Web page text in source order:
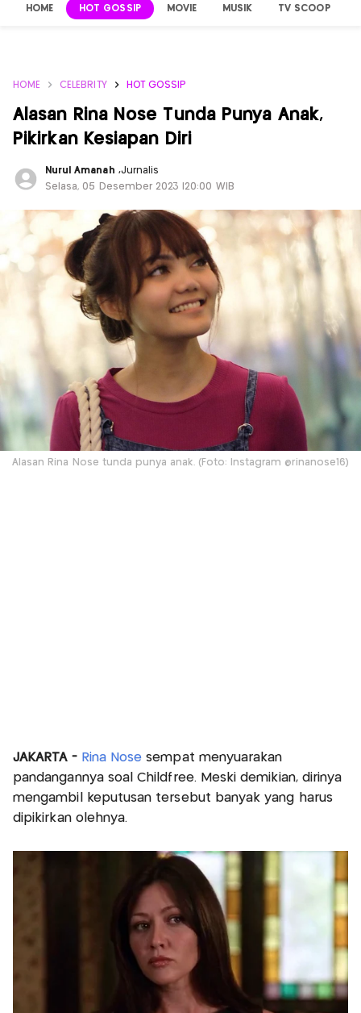
HOME HOT GOSSIP MOVIE MUSIK TV SCOOP
HOME CELEBRITY HOT GOSSIP
Alasan Rina Nose Tunda Punya Anak,
Pikirkan Kesiapan Diri
Nurul Amanah ,Jurnalis
Selasa, 05 Desember 2023 |20:00 WIB
Alasan Rina Nose tunda punya anak. (Foto: Instagram @rinanose16)
JAKARTA - Rina Nose sempat menyuarakan
pandangannya soal Childfree. Meski demikian, dirinya
mengambil keputusan tersebut banyak yang harus
dipikirkan olehnya.